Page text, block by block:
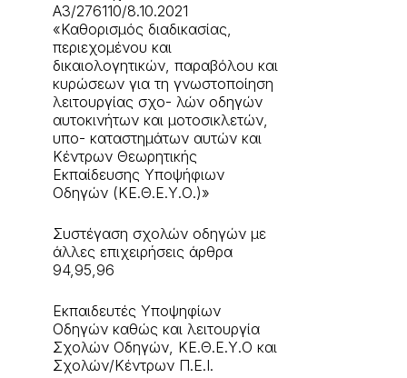
A3/276110/8.10.2021
«Καθορισμός διαδικασίας,
περιεχομένου και
δικαιολογητικών, παραβόλου και
κυρώσεων για τη γνωστοποίηση
λειτουργίας σχο- λών οδηγών
αυτοκινήτων και μοτοσικλετών,
υπο- καταστημάτων αυτών και
Κέντρων Θεωρητικής
Εκπαίδευσης Υποψήφιων
Οδηγών (ΚΕ.Θ.Ε.Υ.Ο.)»
Συστέγαση σχολών οδηγών με
άλλες επιχειρήσεις άρθρα
94,95,96
Εκπαιδευτές Υποψηφίων
Οδηγών καθώς και λειτουργία
Σχολών Οδηγών, ΚΕ.Θ.Ε.Υ.Ο και
Σχολών/Κέντρων Π.Ε.Ι.